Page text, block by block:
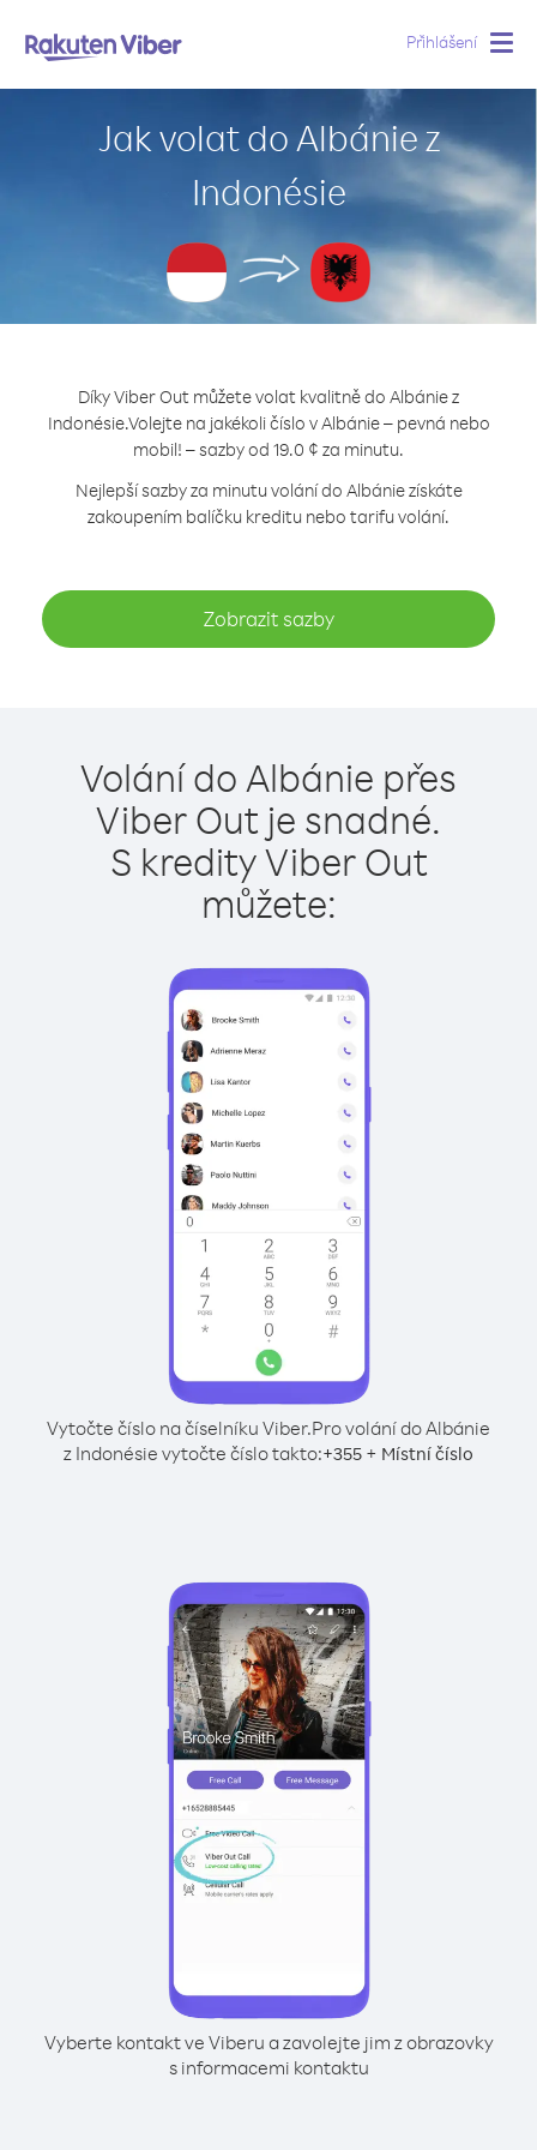
Přihlášení
Jak volat do Albánie z
Indonésie
Díky Viber Out můžete volat kvalitně do Albánie z
Indonésie.Volejte na jakékoli číslo v Albánie – pevná nebo
mobil! – sazby od 19.0 ¢ za minutu.
Nejlepší sazby za minutu volání do Albánie získáte
zakoupením balíčku kreditu nebo tarifu volání.
Zobrazit sazby
Volání do Albánie přes
Viber Out je snadné.
S kredity Viber Out
můžete:
Vytočte číslo na číselníku Viber.Pro volání do Albánie
z Indonésie vytočte číslo takto:+355 + Místní číslo
Vyberte kontakt ve Viberu a zavolejte jim z obrazovky
s informacemi kontaktu